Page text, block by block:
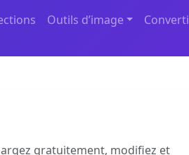
Outils d’image
gratuitement, modifiez et